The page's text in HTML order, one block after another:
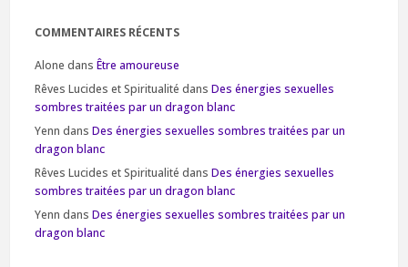
COMMENTAIRES RÉCENTS
Alone dans Être amoureuse
Rêves Lucides et Spiritualité dans Des énergies sexuelles
sombres traitées par un dragon blanc
Yenn dans Des énergies sexuelles sombres traitées par un
dragon blanc
Rêves Lucides et Spiritualité dans Des énergies sexuelles
sombres traitées par un dragon blanc
Yenn dans Des énergies sexuelles sombres traitées par un
dragon blanc